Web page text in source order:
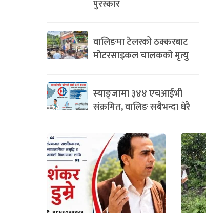
पुरस्कार
वालिङमा टेलरको ठक्करबाट
मोटरसाइकल चालकको मृत्यु
स्याङ्जामा ३४४ एचआईभी
संक्रमित, वालिङ सबैभन्दा धेरै